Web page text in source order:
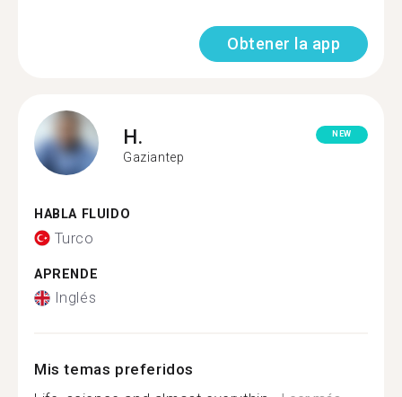
Obtener la app
H.
Gaziantep
NEW
HABLA FLUIDO
Turco
APRENDE
Inglés
Mis temas preferidos